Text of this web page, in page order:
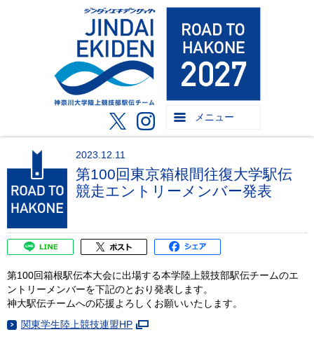
メニュー
2023.12.11
第100回東京箱根間往復大学駅伝
競走エントリーメンバー発表
第100回箱根駅伝本大会に出場する本学陸上競技部駅伝チームのエ
ントリーメンバーを下記のとおり発表します。
神大駅伝チームへの応援よろしくお願いいたします。
関東学生陸上競技連盟HP